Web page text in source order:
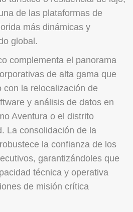
de las plataformas de
más dinámicas y
global.
complementa el panorama
de alta gama que
la relocalización de
y análisis de datos en
Aventura o el distrito
La consolidación de la
la confianza de los
garantizándoles que
técnica y operativa
de misión crítica